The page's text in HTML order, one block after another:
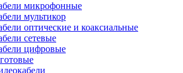
микрофонные
мультикор
оптические и коаксиальные
сетевые
цифровые